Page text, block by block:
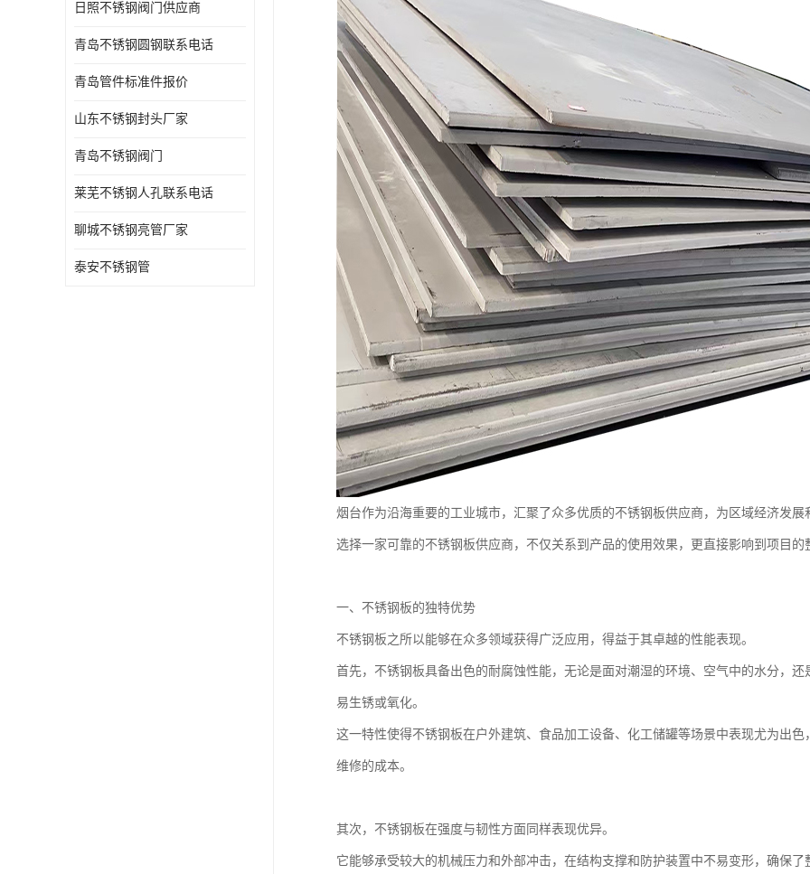
日照不锈钢阀门供应商
青岛不锈钢圆钢联系电话
青岛管件标准件报价
山东不锈钢封头厂家
青岛不锈钢阀门
莱芜不锈钢人孔联系电话
聊城不锈钢亮管厂家
泰安不锈钢管
烟台作为沿海重要的工业城市，汇聚了众多优质的不锈钢板供应商，为区域经济发
选择一家可靠的不锈钢板供应商，不仅关系到产品的使用效果，更直接影响到项目的
一、不锈钢板的独特优势
不锈钢板之所以能够在众多领域获得广泛应用，得益于其卓越的性能表现。
首先，不锈钢板具备出色的耐腐蚀性能，无论是面对潮湿的环境、空气中的水分，
易生锈或氧化。
这一特性使得不锈钢板在户外建筑、食品加工设备、化工储罐等场景中表现尤为出
维修的成本。
其次，不锈钢板在强度与韧性方面同样表现优异。
它能够承受较大的机械压力和外部冲击，在结构支撑和防护装置中不易变形，确保